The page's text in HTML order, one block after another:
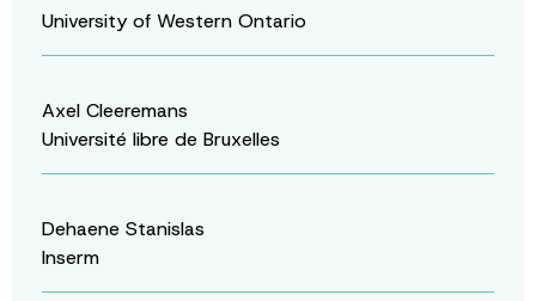
University of Western Ontario
Axel Cleeremans
Université libre de Bruxelles
Dehaene Stanislas
Inserm